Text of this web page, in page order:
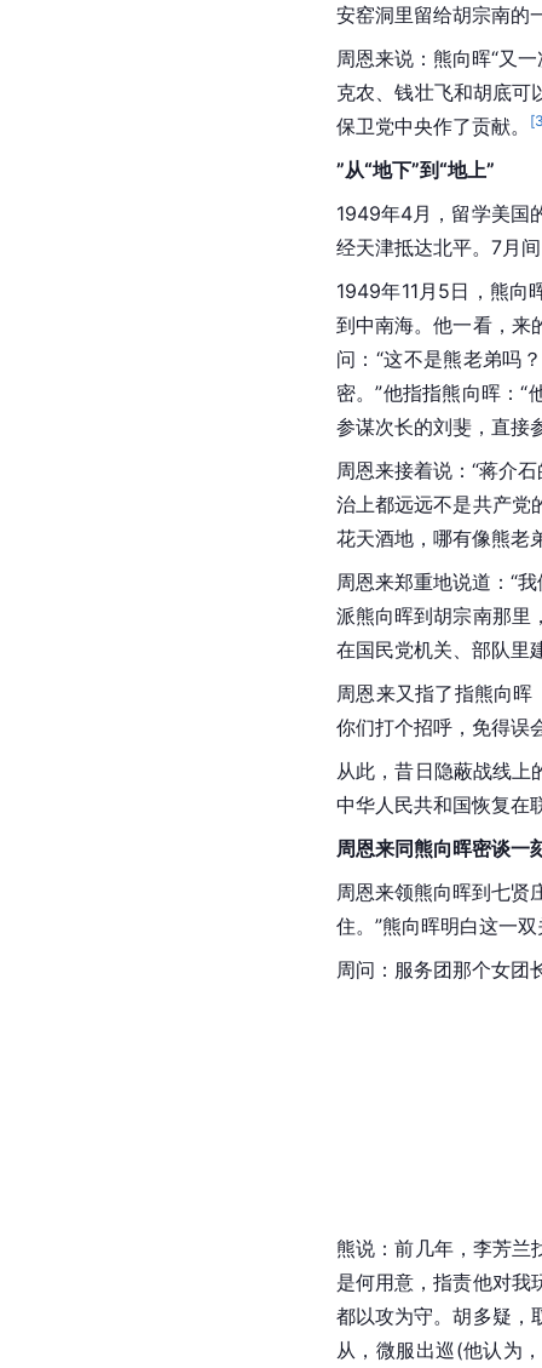
安窑洞里留给胡宗南的
周恩来说：熊向晖“又
克农、钱壮飞和胡底可
保卫党中央作了贡献。
[
”从“地下”到“地上”
1949年4月，留学美国
经天津抵达北平。7月
1949年11月5日，熊向
到中南海。他一看，来
问：“这不是熊老弟吗
密。”他指指熊向晖：
参谋次长的刘斐，直接
周恩来接着说：“蒋介
治上都远远不是共产党
花天酒地，哪有像熊老
周恩来郑重地说道：“
派熊向晖到胡宗南那里
在国民党机关、部队里
周恩来又指了指熊向
你们打个招呼，免得误
从此，昔日隐蔽战线上
中华人民共和国恢复在
周恩来同熊向晖密谈一
周恩来领熊向晖到七贤
住。”熊向晖明白这一
周问：服务团那个女团
熊说：前几年，李芳兰
是何用意，指责他对我
都以攻为守。胡多疑，
从，微服出巡(他认为